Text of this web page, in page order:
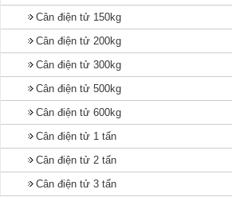
Cân điện tử 150kg
Cân điện tử 200kg
Cân điện tử 300kg
Cân điện tử 500kg
Cân điện tử 600kg
Cân điện tử 1 tấn
Cân điện tử 2 tấn
Cân điện tử 3 tấn